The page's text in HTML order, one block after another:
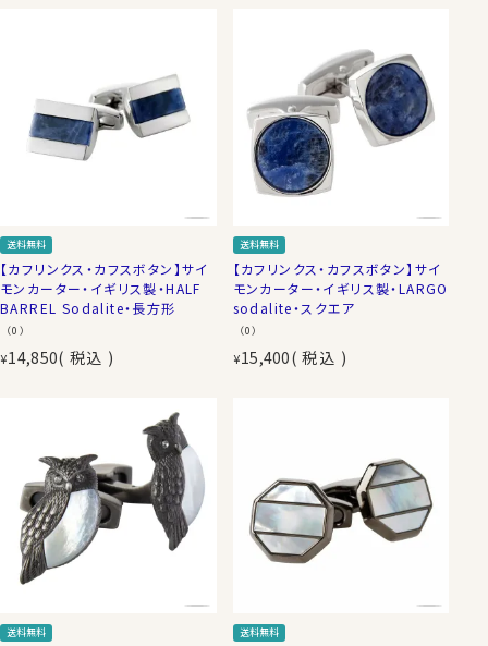
送料無料
【カフリンクス・カフスボタン】サイ
モンカーター・イギリス製・HALF
BARREL Sodalite・長方形
（0）
¥14,850 税込
送料無料
【カフリンクス・カフスボタン】サイ
モンカーター・イギリス製・LARGO
sodalite・スクエア
（0）
¥15,400 税込
送料無料 送料無料